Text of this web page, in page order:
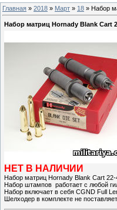
Главная » 2018 » Март » 18 » Набор
Набор матриц Hornady Blank Cart
НЕТ В НАЛИЧИИ
Набор матриц Hornady Blank Cart
Набор штампов работает с любой
Набор включает в себя CGND Full
Шелходер в комплекте не